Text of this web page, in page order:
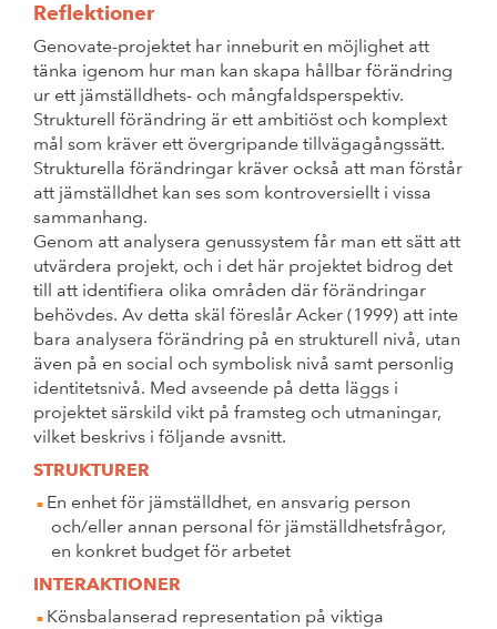
Reflektioner
Genovate-projektet har inneburit en möjlighet att
tänka igenom hur man kan skapa hållbar förändring
ur ett jämställdhets- och mångfaldsperspektiv.
Strukturell förändring är ett ambitiöst och komplext
mål som kräver ett övergripande tillvägagångssätt.
Strukturella förändringar kräver också att man förstår
att jämställdhet kan ses som kontroversiellt i vissa
sammanhang.
Genom att analysera genussystem får man ett sätt att
utvärdera projekt, och i det här projektet bidrog det
till att identifiera olika områden där förändringar
behövdes. Av detta skäl föreslår Acker (1999) att inte
bara analysera förändring på en strukturell nivå, utan
även på en social och symbolisk nivå samt personlig
identitetsnivå. Med avseende på detta läggs i
projektet särskild vikt på framsteg och utmaningar,
vilket beskrivs i följande avsnitt.
STRUKTURER
En enhet för jämställdhet, en ansvarig person
och/eller annan personal för jämställdhetsfrågor,
en konkret budget för arbetet
INTERAKTIONER
Könsbalanserad representation på viktiga